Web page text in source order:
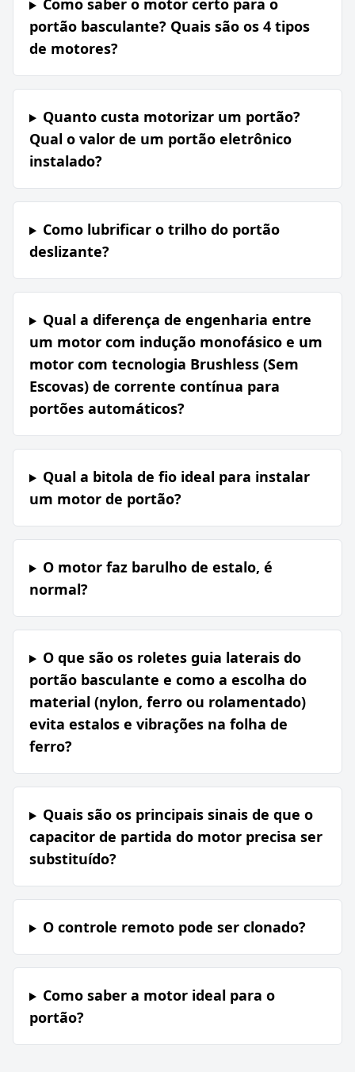
Como saber o motor certo para o
portão basculante? Quais são os 4 tipos
de motores?
Quanto custa motorizar um portão?
Qual o valor de um portão eletrônico
instalado?
Como lubrificar o trilho do portão
deslizante?
Qual a diferença de engenharia entre
um motor com indução monofásico e um
motor com tecnologia Brushless (Sem
Escovas) de corrente contínua para
portões automáticos?
Qual a bitola de fio ideal para instalar
um motor de portão?
O motor faz barulho de estalo, é
normal?
O que são os roletes guia laterais do
portão basculante e como a escolha do
material (nylon, ferro ou rolamentado)
evita estalos e vibrações na folha de
ferro?
Quais são os principais sinais de que o
capacitor de partida do motor precisa ser
substituído?
O controle remoto pode ser clonado?
Como saber a motor ideal para o
portão?